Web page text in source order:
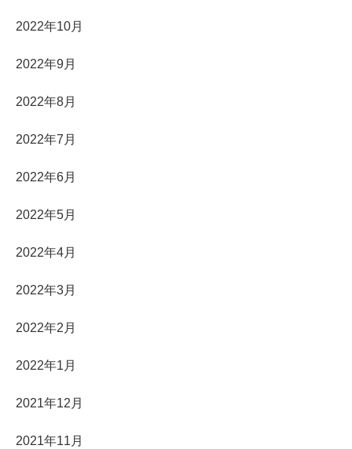
2022年10月
2022年9月
2022年8月
2022年7月
2022年6月
2022年5月
2022年4月
2022年3月
2022年2月
2022年1月
2021年12月
2021年11月